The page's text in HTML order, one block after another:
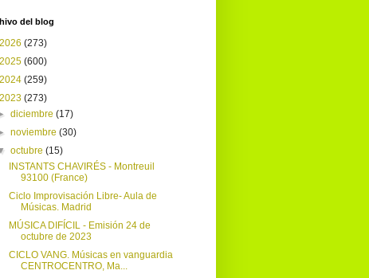
del blog
2026 (273)
2025 (600)
2024 (259)
2023 (273)
diciembre(17)
noviembre(30)
octubre(15)
INSTANTS CHAVIRÉS - Montreuil
93100 (France)
Ciclo Improvisación Libre- Aula de
Músicas. Madrid
MÚSICA DIFÍCIL - Emisión 24 de
octubre de 2023
CICLO VANG. Músicas en vanguardia
CENTROCENTRO, Ma...